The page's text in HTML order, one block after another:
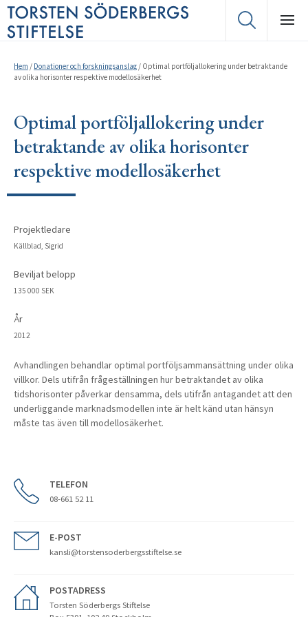
Hem / Donationer och forskningsanslag / Optimal portföljallokering under betraktande
av olika horisonter respektive modellosäkerhet
Optimal portföljallokering under
betraktande av olika horisonter
respektive modellosäkerhet
Projektledare
Källblad, Sigrid
Beviljat belopp
135 000 SEK
År
2012
Avhandlingen behandlar optimal portföljsammansättning under olika
villkor. Dels utifrån frågeställningen hur betraktandet av olika
tidshorisonter påverkar densamma, dels utifrån antagandet att den
underliggande marknadsmodellen inte är helt känd utan hänsyn
måste tas även till modellosäkerhet.
TELEFON
08-661 52 11
E-POST
kansli@torstensoderbergsstiftelse.se
POSTADRESS
Torsten Söderbergs Stiftelse